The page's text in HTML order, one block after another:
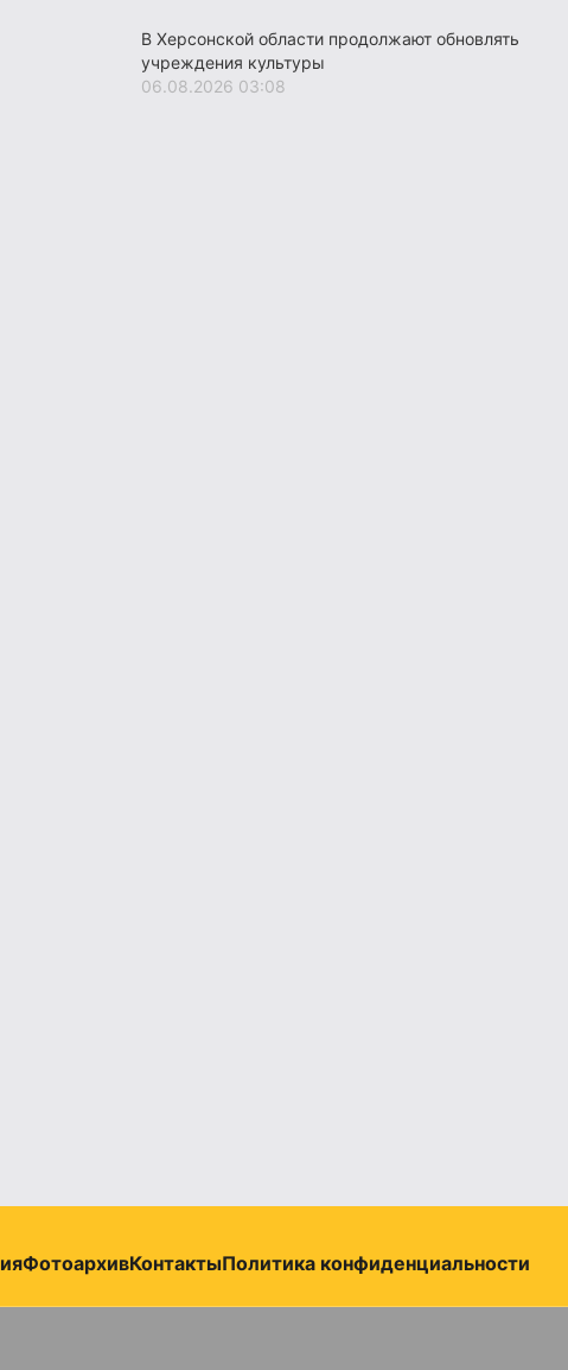
В Херсонской области продолжают обновлять
учреждения культуры
06.08.2026 03:08
ФотоархивКонтактыПолитика конфиденциальности